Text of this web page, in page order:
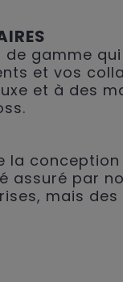
de gamme
et vos
et à des
la
assuré par
mais